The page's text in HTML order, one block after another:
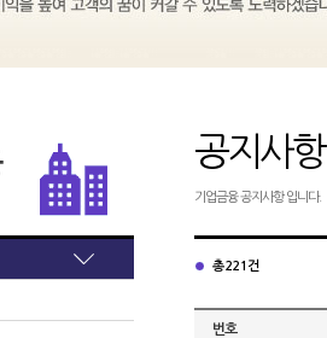
공지사항
기업금융 공지사항 입니다.
총 221건
번호